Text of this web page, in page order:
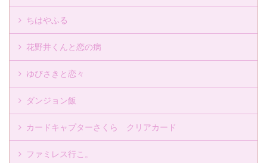
ちはやふる
花野井くんと恋の病
ゆびさきと恋々
ダンジョン飯
カードキャプターさくら クリアカード
ファミレス行こ。